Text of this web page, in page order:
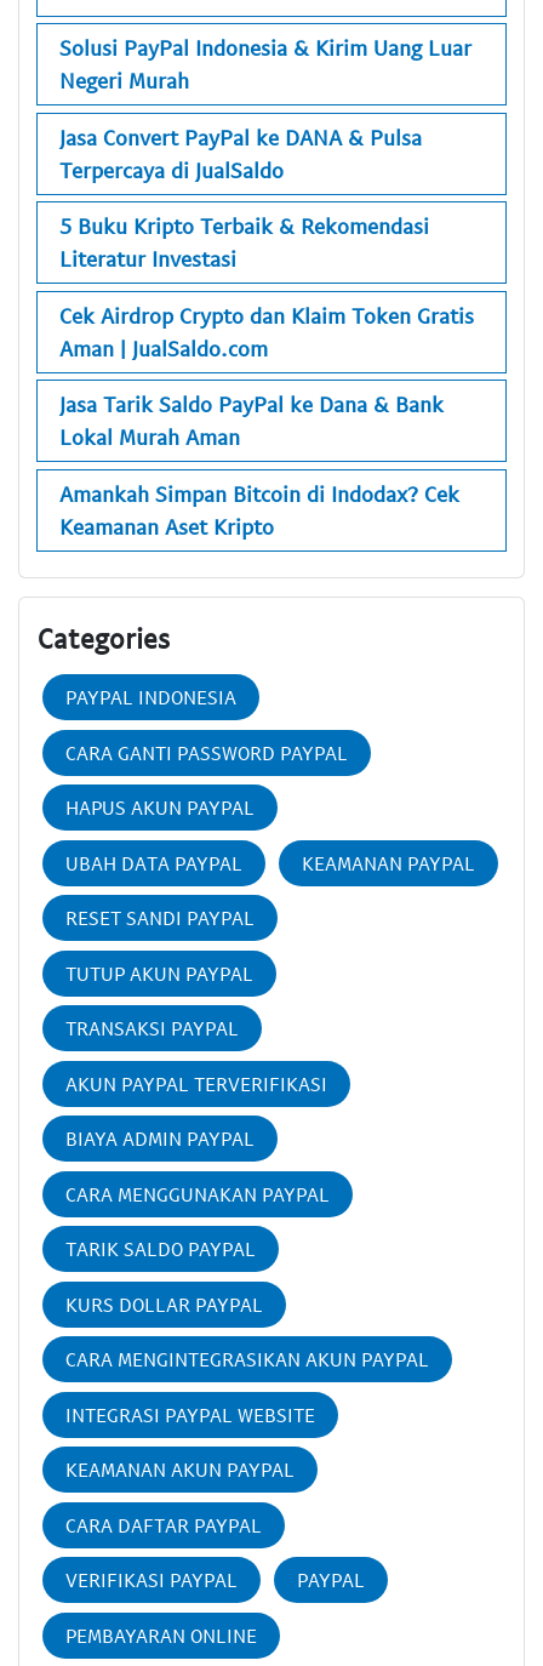
Solusi PayPal Indonesia & Kirim Uang Luar
Negeri Murah
Jasa Convert PayPal ke DANA & Pulsa
Terpercaya di JualSaldo
5 Buku Kripto Terbaik & Rekomendasi
Literatur Investasi
Cek Airdrop Crypto dan Klaim Token Gratis
Aman | JualSaldo.com
Jasa Tarik Saldo PayPal ke Dana & Bank
Lokal Murah Aman
Amankah Simpan Bitcoin di Indodax? Cek
Keamanan Aset Kripto
Categories
PAYPAL INDONESIA
CARA GANTI PASSWORD PAYPAL
HAPUS AKUN PAYPAL
UBAH DATA PAYPAL KEAMANAN PAYPAL
RESET SANDI PAYPAL
TUTUP AKUN PAYPAL
TRANSAKSI PAYPAL
AKUN PAYPAL TERVERIFIKASI
BIAYA ADMIN PAYPAL
CARA MENGGUNAKAN PAYPAL
TARIK SALDO PAYPAL
KURS DOLLAR PAYPAL
CARA MENGINTEGRASIKAN AKUN PAYPAL
INTEGRASI PAYPAL WEBSITE
KEAMANAN AKUN PAYPAL
CARA DAFTAR PAYPAL
VERIFIKASI PAYPAL PAYPAL
PEMBAYARAN ONLINE